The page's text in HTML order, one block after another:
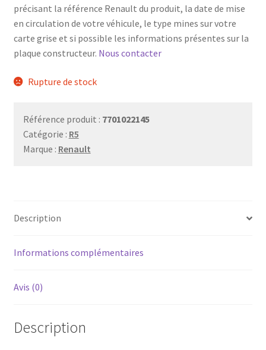
précisant la référence Renault du produit, la date de mise
en circulation de votre véhicule, le type mines sur votre
carte grise et si possible les informations présentes sur la
plaque constructeur. Nous contacter
Rupture de stock
Référence produit : 7701022145
Catégorie : R5
Marque : Renault
Description
Informations complémentaires
Avis (0)
Description